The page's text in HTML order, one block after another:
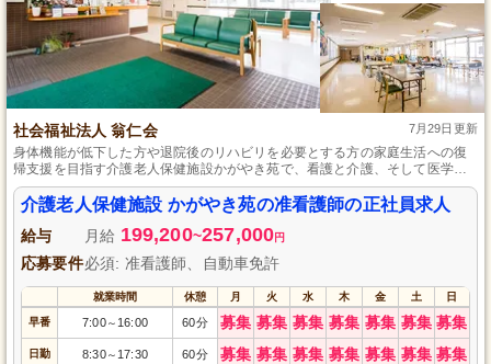
社会福祉法人 翁仁会 7月29日更新
身体機能が低下した方や退院後のリハビリを必要とする方の家庭生活への復
帰支援を目指す介護老人保健施設かがやき苑で、看護と介護、そして医学的
管理を経験することができます。
介護老人保健施設 かがやき苑の准看護師の正社員求人
給与 月給 199,200~257,000円
応募要件必須: 准看護師、自動車免許
就業時間 休憩 月 火 水 木 金 土 日
早番 7:00～ 16:00 60分 募集 募集 募集 募集 募集 募集 募集
日勤 8:30～ 17:30 60分 募集 募集 募集 募集 募集 募集 募集